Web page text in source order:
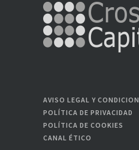
AVISO LEGAL Y
POLÍTICA DE PRIVACIDAD
POLÍTICA DE COOKIES
CANAL ÉTICO